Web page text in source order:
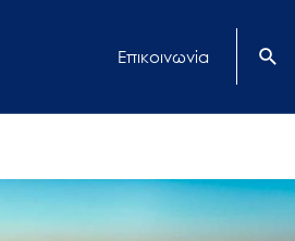
Επικοινωνία